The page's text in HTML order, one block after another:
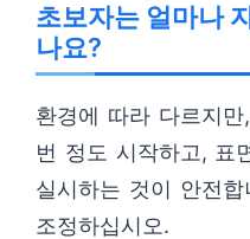
초보자는 얼마나
나요?
환경에 따라 다르지
번 정도 시작하고, 표
실시하는 것이 안전
조정하십시오.